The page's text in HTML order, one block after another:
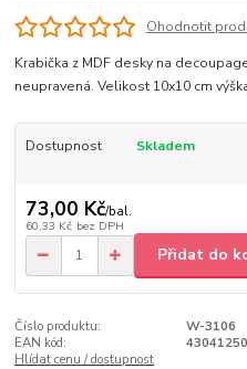
Ohodnotit
Krabička z MDF desky na
neupravená. Velikost 10x10 cm
Dostupnost Skladem
73,00 Kč/bal.
60,33 Kč bez DPH
Přidat do
Číslo produktu:
W-3106
EAN kód:
Hlídat cenu / dostupnost